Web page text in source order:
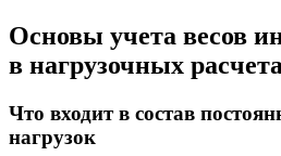
Основы учета весов
в нагрузочных
Что входит в состав
нагрузок